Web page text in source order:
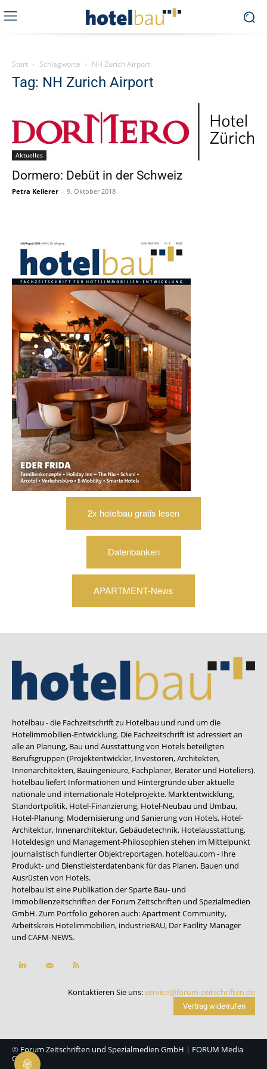
Start Schlagworte NH Zurich Airport
Tag: NH Zurich Airport
Aktuelles
Dormero: Debüt in der Schweiz
Petra Kellerer - 9. Oktober 2018
2x hotelbau gratis lesen
Datenbanken
APARTMENT-News
hotelbau - die Fachzeitschrift zu Hotelbau und rund um die
Hotelimmobilien-Entwicklung. Die Fachzeitschrift ist adressiert an
alle an Planung, Bau und Ausstattung von Hotels beteiligten
Berufsgruppen (Projektentwickler, Investoren, Architekten,
Innenarchitekten, Bauingenieure, Fachplaner, Berater und Hoteliers).
hotelbau liefert Informationen und Hintergründe über aktuelle
nationale und internationale Hotelprojekte. Marktentwicklung,
Standortpolitik, Hotel-Finanzierung, Hotel-Neubau und Umbau,
Hotel-Planung, Modernisierung und Sanierung von Hotels, Hotel-
Architektur, Innenarchitektur, Gebäudetechnik, Hotelausstattung,
Hoteldesign und Management-Philosophien stehen im Mittelpunkt
journalistisch fundierter Objektreportagen. hotelbau.com - Ihre
Produkt- und Dienstleisterdatenbank für das Planen, Bauen und
Ausrüsten von Hotels.
hotelbau ist eine Publikation der Sparte Bau- und
Immobilienzeitschriften der Forum Zeitschriften und Spezialmedien
GmbH. Zum Portfolio gehören auch:Apartment Community,
Arbeitskreis Hotelimmobilien, industrieBAU, Der Facility Manager
und CAFM-NEWS.
Kontaktieren Sie uns:service@forum-zeitschriften.de
Vertrag widerrufen
© Forum Zeitschriften und Spezialmedien GmbH | FORUM Media
Group